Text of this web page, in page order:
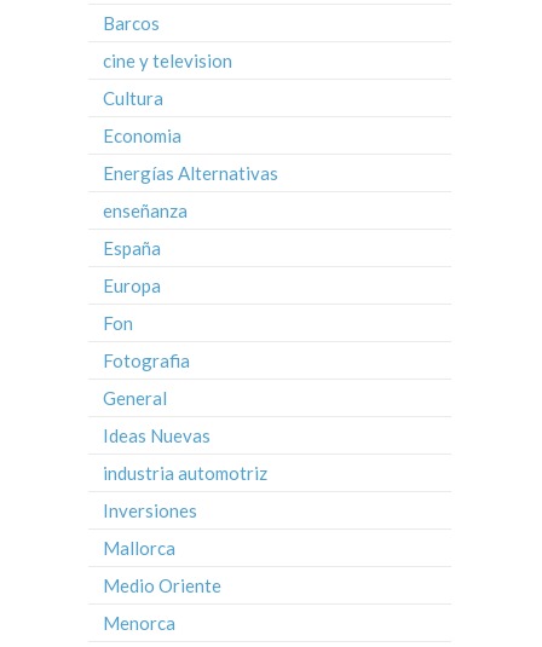
Barcos
cine y television
Cultura
Economia
Energías Alternativas
enseñanza
España
Europa
Fon
Fotografia
General
Ideas Nuevas
industria automotriz
Inversiones
Mallorca
Medio Oriente
Menorca